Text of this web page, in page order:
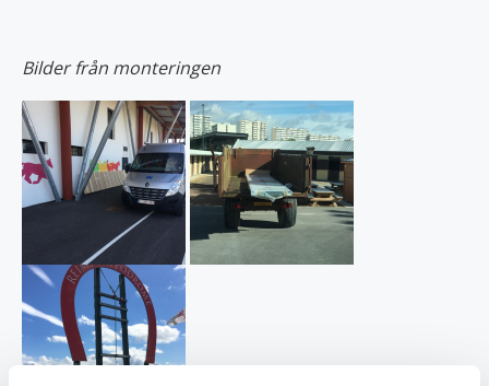
Bilder från monteringen